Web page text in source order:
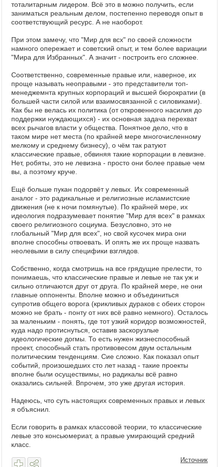
тоталитарным лидером. Всё это в можно получить, если
заниматься реальным делом, постепенно переводя опыт в
соответствующий ресурс. А не наоборот.
При этом замечу, что "Мир для всх" по своей сложности
намного опережает и советский опыт, и тем более вариации
"Мира для Избранных". А значит - построить его сложнее.
Соответственно, современные правые или, наверное, их
проще называть неоправыми - это представители топ-
менеджемнта крупных корпораций и высшей бюрократии (в
большей части силой или взаимосвязанной с силовиками).
Как бы не велась их политика (от откровенного насилия до
поддержки нуждающихся) - их основная задача перехват
всех рычагов власти у общества. Понятное дело, что в
таком мире нет места (по крайней мере многочисленному
мелкому и среднему бизнесу), о чём так ратуют
классические правые, обвиняя такие корпорации в левизне.
Нет, робяты, это не левизна - просто они более правые чем
вы, а поэтому круче.
Ещё больше пукан подорвёт у левых. Их современный
аналог - это радикальные и религиозные исламистские
движения (не к ночи помянутые). По крайней мере, их
идеология подразумевает понятие "Мир для всех" в рамках
своего религиозного социума. Безусловно, это не
глобальный "Мир для всех", но свой кусочек мира они
вполне способны отвоевать. И опять же их проще назвать
неолевыми в силу специфики взглядов.
Собственно, когда смотришь на все грядущие прелести, то
понимаешь, что классические правые и левые не так уж и
сильно отличаются друг от друга. По крайней мере, не они
главные оппоненты. Вполне можно и объединиться
супротив общего ворога (крикливых дураков с обеих сторон
можно не брать - понту от них всё равно немного). Осталось
за маленьким - понять, где тот узкий коридор возможностей,
куда надо протиснуться, оставив заскорузлые
идеологические догмы. То есть нужен жизнеспособный
проект, способный стать противовесом двум остальным
политическим тенденциям. Сие сложно. Как показал опыт
событий, произошедших сто лет назад - такие проекты
вполне были осуществимы, но радикалы всё равно
оказались сильней. Впрочем, это уже другая история.
Надеюсь, что суть настоящих современных правых и левых
я объяснил.
Если говорить в рамках классовой теории, то классические
левые это консьюмериат, а правые умирающий средний
класс.
Источник